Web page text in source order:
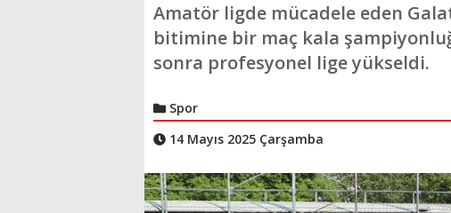
Amatör ligde mücadele eden
bitimine bir maç kala
sonra profesyonel lige yükseldi.
Spor
14 Mayıs 2025 Çarşamba